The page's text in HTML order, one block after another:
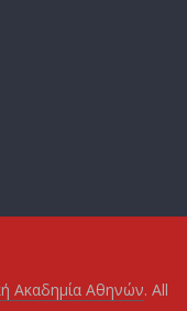
Ακαδημία Αθηνών. All